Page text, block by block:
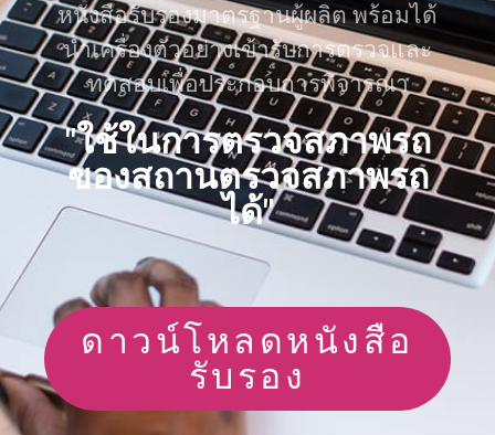
หนังสือรับรองมาตรฐานผู้ผลิต พร้อมได้
นำเครื่องตัวอย่างเข้ารับการตรวจและ
ทดสอบเพื่อประกอบการพิจารณา
"ใช้ในการตรวจสภาพรถ
ของสถานตรวจสภาพรถ
ได้"​
ดาวน์โหลดหนังสือ
รับรอง